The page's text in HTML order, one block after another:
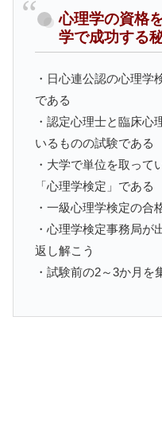
心理学の資格
学で成功する
・日心連公認の心理学
である
・認定心理士と臨床心
いるものの試験である
・大学で単位を取って
「心理学検定」である
・一級心理学検定の合
・心理学検定事務局が
返し解こう
・試験前の2～3か月を